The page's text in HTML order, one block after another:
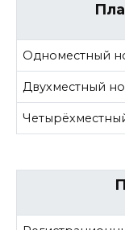
Одноместный
Двухместный